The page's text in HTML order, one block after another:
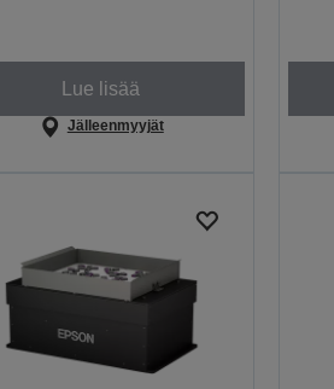
Lue lisää
Jälleenmyyjät